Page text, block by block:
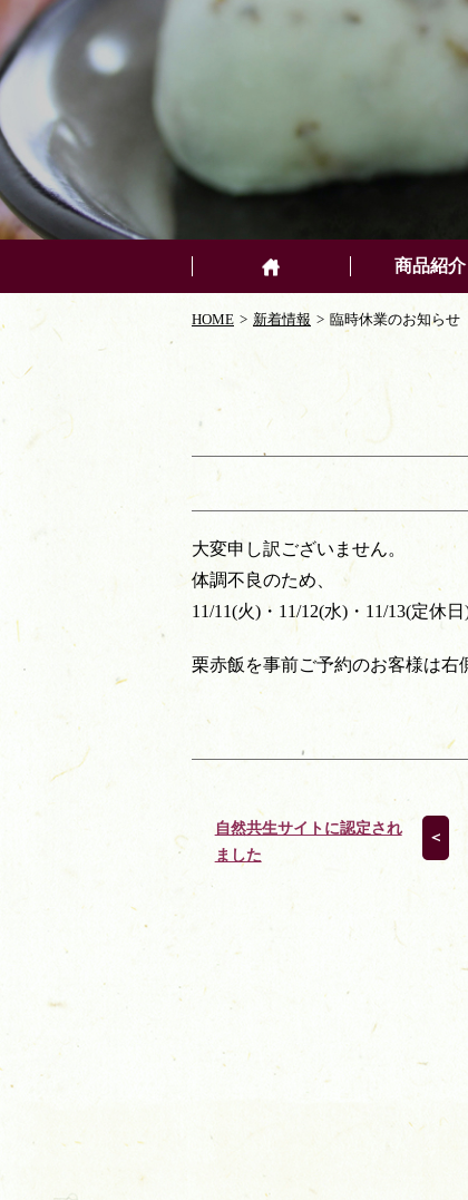
商品紹介
HOME 新着情報 臨時休業のお知らせ
大変申し訳ございません。
体調不良のため、
11/11(火)・11/12(水)・11/13(定休
栗赤飯を事前ご予約のお客様は右
自然共生サイトに認定され
ました
＜